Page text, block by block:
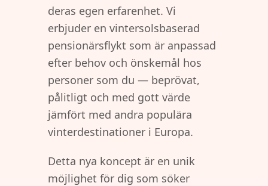
deras egen erfarenhet. Vi
erbjuder en vintersolsbaserad
pensionärsflykt som är anpassad
efter behov och önskemål hos
personer som du — beprövat,
pålitligt och med gott värde
jämfört med andra populära
vinterdestinationer i Europa.
Detta nya koncept är en unik
möjlighet för dig som söker